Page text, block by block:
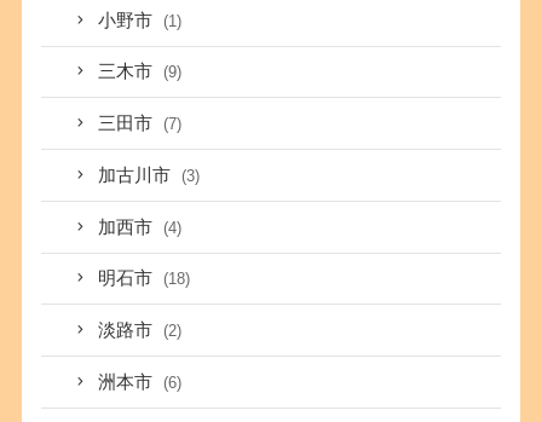
小野市 (1)
三木市 (9)
三田市 (7)
加古川市 (3)
加西市 (4)
明石市 (18)
淡路市 (2)
洲本市 (6)